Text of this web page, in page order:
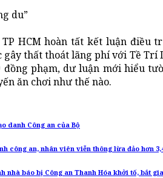
du”
HCM hoàn tất kết luận điều
thất thoát lãng phí với Tề Trí
đồng phạm, dư luận mới hiểu
ăn chơi như thế nào.
danh Công an của Bộ
công an, nhân viên viễn thông lừa đảo hơn
nhà báo bị Công an Thanh Hóa khởi tố, bắt